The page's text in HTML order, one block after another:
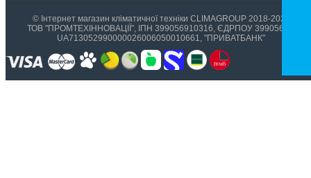
© Інтернет магазин кліматичної техніки CLIMAGROUP 2018-2026
ТОВ "ПРОМТЕХІННОВАЦІЇ", ІПН 399056910316, ЄДРПОУ 39905699,
UA713052990000026006050010661, "ПРИВАТБАНК"